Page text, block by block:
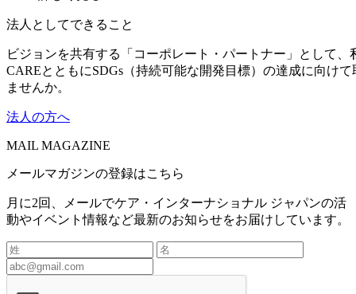
法人としてできること
ビジョンを共有する「コーポレート・パートナー」として、
CAREとともにSDGs（持続可能な開発目標）の達成に向けて
ませんか。
法人の方へ
MAIL MAGAZINE
メールマガジンの登録はこちら
月に2回、メールでケア・インターナショナル ジャパンの活
動やイベント情報など最新のお知らせをお届けしています。